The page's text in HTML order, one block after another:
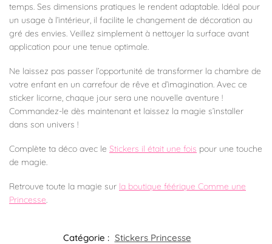
temps. Ses dimensions pratiques le rendent adaptable. Idéal pour
un usage à l’intérieur, il facilite le changement de décoration au
gré des envies. Veillez simplement à nettoyer la surface avant
application pour une tenue optimale.
Ne laissez pas passer l’opportunité de transformer la chambre de
votre enfant en un carrefour de rêve et d’imagination. Avec ce
sticker licorne, chaque jour sera une nouvelle aventure !
Commandez-le dès maintenant et laissez la magie s’installer
dans son univers !
Complète ta déco avec le Stickers il était une fois pour une touche
de magie.
Retrouve toute la magie sur la boutique féérique Comme une
Princesse.
Catégorie : Stickers Princesse